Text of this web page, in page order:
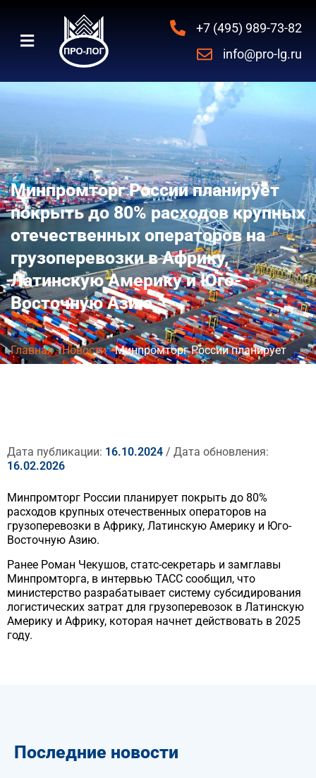
+7 (495) 989-73-82
info@pro-lg.ru
Минпромторг России планирует
покрыть до 80% расходов крупных
отечественных операторов на
грузоперевозки в Африку,
Латинскую Америку и Юго-
Восточную Азию.
Главная-Новости-Минпромторг России планирует
покрыть до 80% расходов крупных отечественных
Дата публикации: 16.10.2024 / Дата обновления:
16.02.2026
Минпромторг России планирует покрыть до 80%
расходов крупных отечественных операторов на
грузоперевозки в Африку, Латинскую Америку и Юго-
Восточную Азию.
Ранее Роман Чекушов, статс-секретарь и замглавы
Минпромторга, в интервью ТАСС сообщил, что
министерство разрабатывает систему субсидирования
логистических затрат для грузоперевозок в Латинскую
Америку и Африку, которая начнет действовать в 2025
году.
Последние новости